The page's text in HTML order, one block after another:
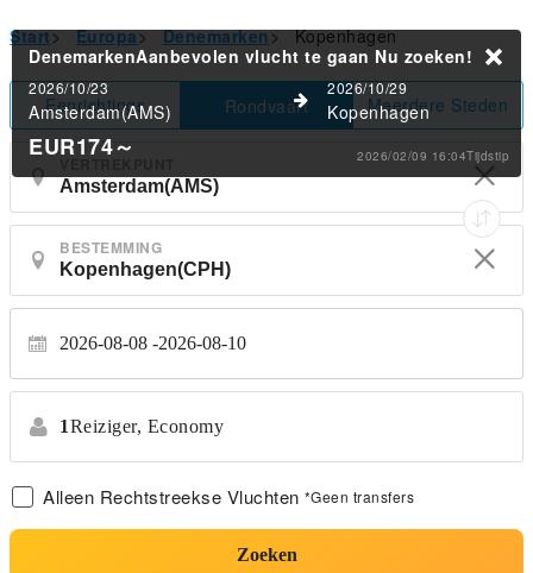
Start> Europa> Denemarken> Kopenhagen
Eenrichtings Rondvaart Meerdere Steden
BESTEMMING
2026-08-08 2026-08-10
1Reiziger, Economy
Alleen Rechtstreekse Vluchten *Geen transfers
Zoeken
DenemarkenAanbevolen vlucht te gaan Nu zoeken!
2026/10/23
Amsterdam(AMS)
2026/10/29
Kopenhagen
EUR174～ 2026/02/09 16:04Tijdstip